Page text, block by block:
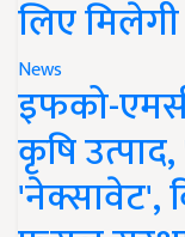
लिए
News
इफको-
कृषि
'नेक्सावेट',